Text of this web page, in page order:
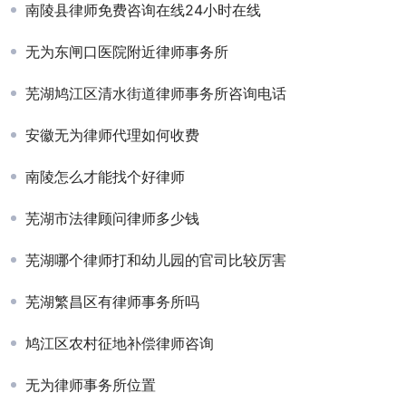
南陵县律师免费咨询在线24小时在线
无为东闸口医院附近律师事务所
芜湖鸠江区清水街道律师事务所咨询电话
安徽无为律师代理如何收费
南陵怎么才能找个好律师
芜湖市法律顾问律师多少钱
芜湖哪个律师打和幼儿园的官司比较厉害
芜湖繁昌区有律师事务所吗
鸠江区农村征地补偿律师咨询
无为律师事务所位置